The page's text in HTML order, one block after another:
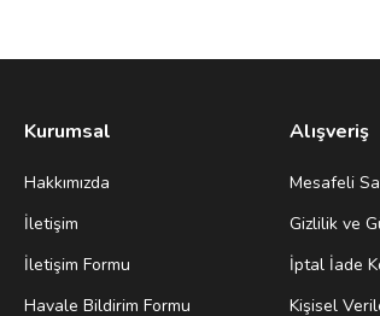
Kurumsal
Hakkımızda
İletişim
İletişim Formu
Havale Bildirim Formu
Alışveriş
Mesafeli
Gizlilik ve
İptal İade
Kişisel